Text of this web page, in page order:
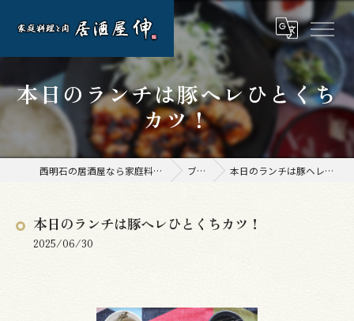
本日のランチは豚ヘレひとくち
カツ！
西明石の居酒屋なら家庭料理と肉 居酒屋 伸 ブログ 本日のランチは豚ヘレひとくちカツ！
本日のランチは豚ヘレひとくちカツ！
2025/06/30